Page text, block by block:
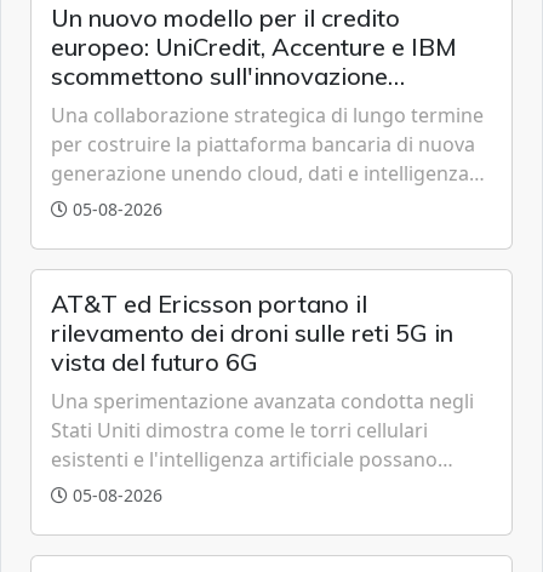
Un nuovo modello per il credito
europeo: UniCredit, Accenture e IBM
scommettono sull'innovazione
tecnologica
Una collaborazione strategica di lungo termine
per costruire la piattaforma bancaria di nuova
generazione unendo cloud, dati e intelligenza
artificiale.
05-08-2026
AT&T ed Ericsson portano il
rilevamento dei droni sulle reti 5G in
vista del futuro 6G
Una sperimentazione avanzata condotta negli
Stati Uniti dimostra come le torri cellulari
esistenti e l'intelligenza artificiale possano
tracciare velivoli a bassa quota in tempo reale,
05-08-2026